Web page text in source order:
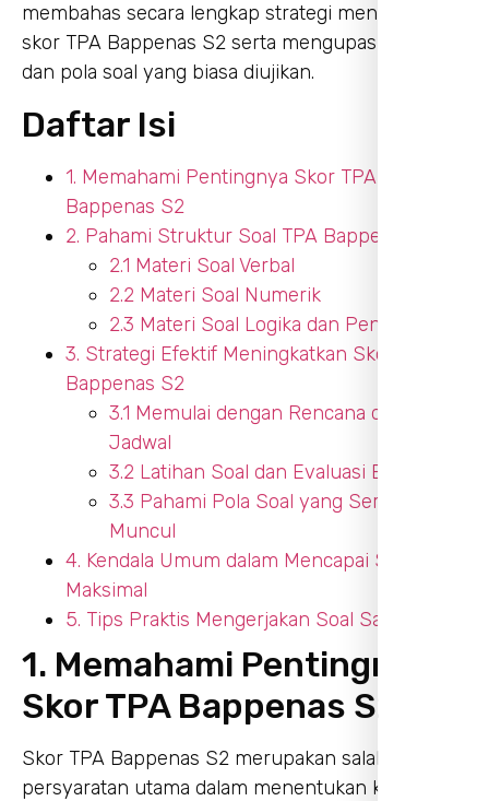
membahas secara lengkap strategi meningkatkan
skor TPA Bappenas S2 serta mengupas materi
dan pola soal yang biasa diujikan.
Daftar Isi
1. Memahami Pentingnya Skor TPA
Bappenas S2
2. Pahami Struktur Soal TPA Bappenas S2
2.1 Materi Soal Verbal
2.2 Materi Soal Numerik
2.3 Materi Soal Logika dan Penalaran
3. Strategi Efektif Meningkatkan Skor TPA
Bappenas S2
3.1 Memulai dengan Rencana dan
Jadwal
3.2 Latihan Soal dan Evaluasi Berkala
3.3 Pahami Pola Soal yang Sering
Muncul
4. Kendala Umum dalam Mencapai Skor
Maksimal
5. Tips Praktis Mengerjakan Soal Saat Ujian
1. Memahami Pentingnya
Skor TPA Bappenas S2
Skor TPA Bappenas S2 merupakan salah satu
persyaratan utama dalam menentukan kelayakan